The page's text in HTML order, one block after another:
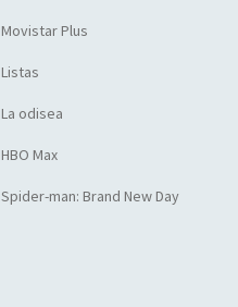
Movistar Plus
Listas
La odisea
HBO Max
Spider-man: Brand New Day